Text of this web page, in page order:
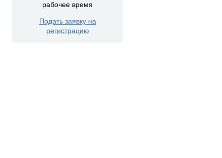
рабочее время
Подать заявку на
регистрацию